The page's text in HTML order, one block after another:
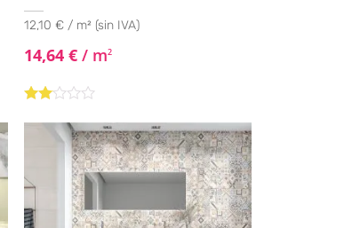
12,10 € / m² (sin IVA)
14,64 €/ m2
con